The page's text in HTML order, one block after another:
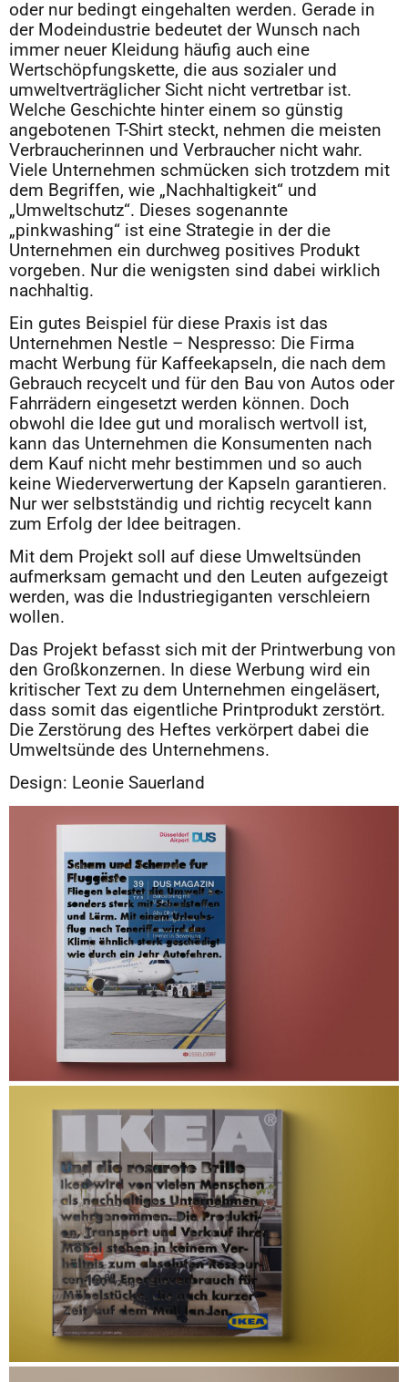
oder nur bedingt eingehalten werden. Gerade in
der Modeindustrie bedeutet der Wunsch nach
immer neuer Kleidung häufig auch eine
Wertschöpfungskette, die aus sozialer und
umweltverträglicher Sicht nicht vertretbar ist.
Welche Geschichte hinter einem so günstig
angebotenen T-Shirt steckt, nehmen die meisten
Verbraucherinnen und Verbraucher nicht wahr.
Viele Unternehmen schmücken sich trotzdem mit
dem Begriffen, wie „Nachhaltigkeit“ und
„Umweltschutz“. Dieses sogenannte
„pinkwashing“ ist eine Strategie in der die
Unternehmen ein durchweg positives Produkt
vorgeben. Nur die wenigsten sind dabei wirklich
nachhaltig.
Ein gutes Beispiel für diese Praxis ist das
Unternehmen Nestle – Nespresso: Die Firma
macht Werbung für Kaffeekapseln, die nach dem
Gebrauch recycelt und für den Bau von Autos oder
Fahrrädern eingesetzt werden können. Doch
obwohl die Idee gut und moralisch wertvoll ist,
kann das Unternehmen die Konsumenten nach
dem Kauf nicht mehr bestimmen und so auch
keine Wiederverwertung der Kapseln garantieren.
Nur wer selbstständig und richtig recycelt kann
zum Erfolg der Idee beitragen.
Mit dem Projekt soll auf diese Umweltsünden
aufmerksam gemacht und den Leuten aufgezeigt
werden, was die Industriegiganten verschleiern
wollen.
Das Projekt befasst sich mit der Printwerbung von
den Großkonzernen. In diese Werbung wird ein
kritischer Text zu dem Unternehmen eingeläsert,
dass somit das eigentliche Printprodukt zerstört.
Die Zerstörung des Heftes verkörpert dabei die
Umweltsünde des Unternehmens.
Design: Leonie Sauerland